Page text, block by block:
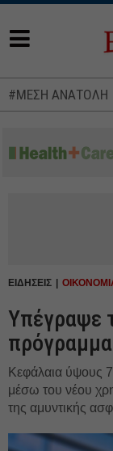
#ΜΕΣΗ ΑΝΑΤΟΛΗ
ΕΙΔΗΣΕΙΣ
Υπέγραψε
Κεφάλαια ύψους
μέσω του νέου
της αμυντικής